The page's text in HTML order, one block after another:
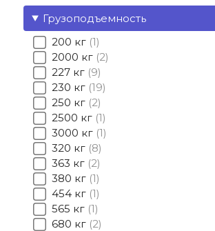
Грузоподъемность
200 кг 1
2000 кг 2
227 кг 9
230 кг 19
250 кг 2
2500 кг 1
3000 кг 1
320 кг 8
363 кг 2
380 кг 1
454 кг 1
565 кг 1
680 кг 2